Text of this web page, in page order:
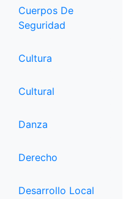
Cuerpos De
Seguridad
Cultura
Cultural
Danza
Derecho
Desarrollo Local